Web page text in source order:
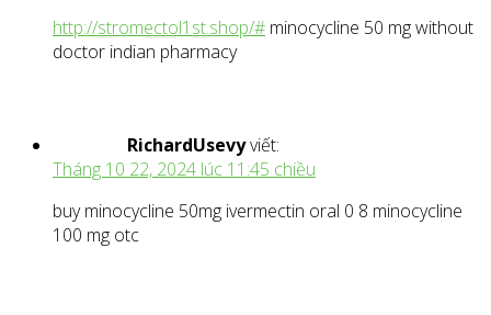
http://stromectol1st.shop/# minocycline 50 mg without
doctor indian pharmacy
RichardUsevyviết:
Tháng 10 22, 2024 lúc 11:45 chiều
buy minocycline 50mg ivermectin oral 0 8 minocycline
100 mg otc